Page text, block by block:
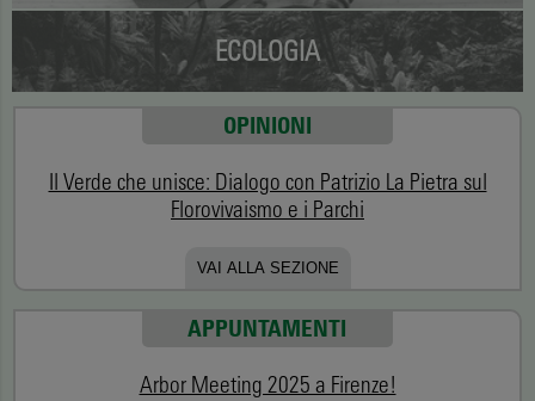
ECOLOGIA
OPINIONI
Il Verde che unisce: Dialogo con Patrizio La Pietra sul
Florovivaismo e i Parchi
VAI ALLA SEZIONE
APPUNTAMENTI
Arbor Meeting 2025 a Firenze!